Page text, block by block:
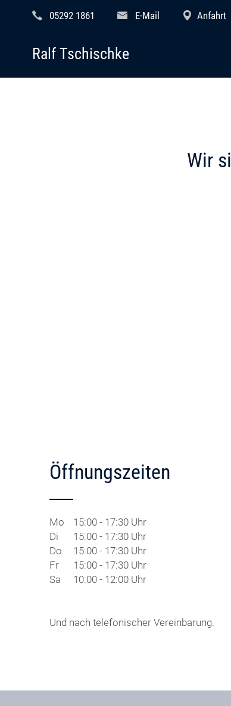
05292 1861 E-Mail Anfahrt
Ralf Tschischke
Wir
Öffnungszeiten
Mo
Di
Do
Fr
Sa
15:00 - 17:30 Uhr
15:00 - 17:30 Uhr
15:00 - 17:30 Uhr
15:00 - 17:30 Uhr
10:00 - 12:00 Uhr
Und nach telefonischer Vereinbarung.